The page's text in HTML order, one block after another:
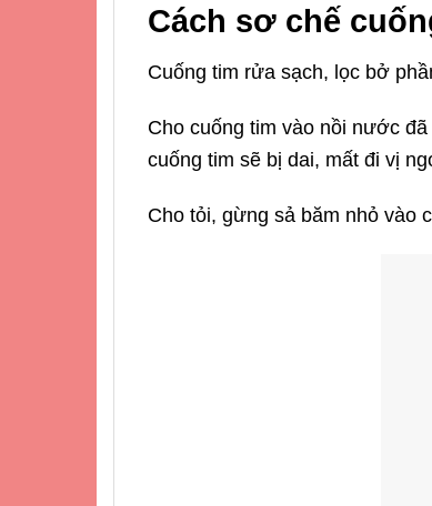
Cách sơ chế
Cuống tim rửa sạch, lọc bở
Cho cuống tim vào nồi nước
cuống tim sẽ bị dai, mất đi vị
Cho tỏi, gừng sả băm nhỏ vào